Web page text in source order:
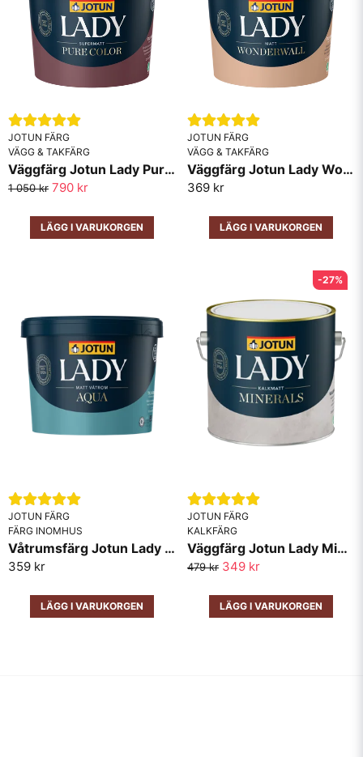
JOTUN FÄRG
VÄGG & TAKFÄRG
Väggfärg Jotun Lady Pure Color Supermatt
1 050 kr 790 kr
LÄGG I VARUKORGEN
JOTUN FÄRG
VÄGG & TAKFÄRG
Väggfärg Jotun Lady Wonderwall Matt
369 kr
LÄGG I VARUKORGEN
JOTUN FÄRG
FÄRG INOMHUS
Våtrumsfärg Jotun Lady Aqua Matt
359 kr
LÄGG I VARUKORGEN
JOTUN FÄRG
KALKFÄRG
Väggfärg Jotun Lady Minerals Kalkfärg
479 kr 349 kr
LÄGG I VARUKORGEN
-27%
efterdra med pensel. Snyggt resultat
Bo
för 11 månader sedan
Snabb leverans utan problem.
Anonym
för 1 år sedan
Alltid nöjd med jotun!